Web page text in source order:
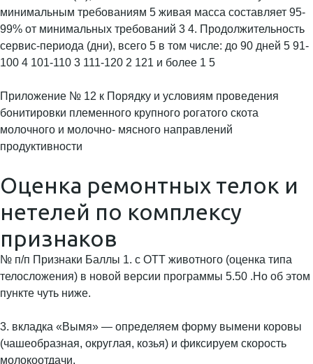
минимальным требованиям 5 живая масса составляет 95-
99% от минимальных требований 3 4. Продолжительность
сервис-периода (дни), всего 5 в том числе: до 90 дней 5 91-
100 4 101-110 3 111-120 2 121 и более 1 5
Приложение № 12 к Порядку и условиям проведения
бонитировки племенного крупного рогатого скота
молочного и молочно- мясного направлений
продуктивности
Оценка ремонтных телок и
нетелей по комплексу
признаков
№ п/п Признаки Баллы 1. с ОТТ животного (оценка типа
телосложения) в новой версии программы 5.50 .Но об этом
пункте чуть ниже.
3. вкладка «Вымя» — определяем форму вымени коровы
(чашеобразная, округлая, козья) и фиксируем скорость
молокоотдачи.